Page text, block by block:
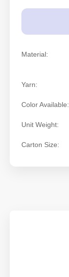
Material:
Yarn:
Color Available:
Unit Weight:
Carton Size: